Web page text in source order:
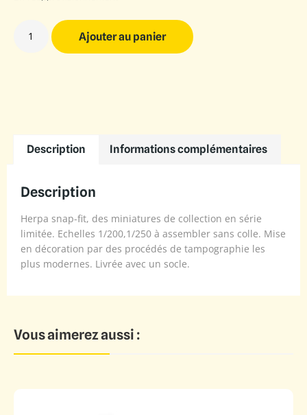
Ajouter au panier
Description Informations complémentaires
Description
Herpa snap-fit, des miniatures de collection en série
limitée. Echelles 1/200,1/250 à assembler sans colle. Mise
en décoration par des procédés de tampographie les
plus modernes. Livrée avec un socle.
Vous aimerez aussi :